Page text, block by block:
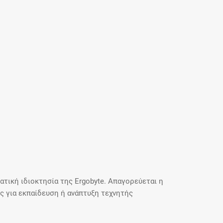
ιδιοκτησία της Ergobyte. Απαγορεύεται η
εκπαίδευση ή ανάπτυξη τεχνητής